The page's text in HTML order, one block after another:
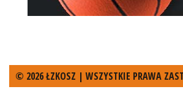
© 2026 ŁZKOSZ | WSZYSTKIE PRAWA